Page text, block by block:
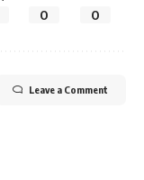
0 0
Leave a Comment